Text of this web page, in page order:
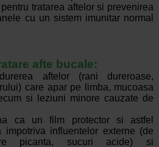
tratarea aftelor si prevenirea
cu un sistem imunitar normal
afte bucale:
aftelor (rani dureroase,
care apar pe limba, mucoasa
si leziuni minore cauzate de
ca un film protector si astfel
impotriva influentelor externe (de
picanta, sucuri acide) si